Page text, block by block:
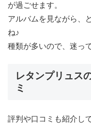
が過ごせます。
アルバムを見ながら、
ね♪
種類が多いので、迷っ
レタンプリュス
ミ
評判や口コミも紹介し